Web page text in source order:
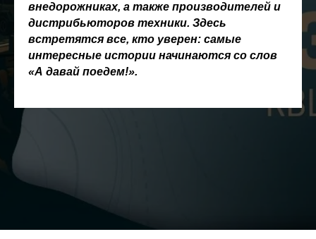
внедорожниках, а также производителей и
дистрибьюторов техники. Здесь
встретятся все, кто уверен: самые
интересные истории начинаются со слов
«А давай поедем!».